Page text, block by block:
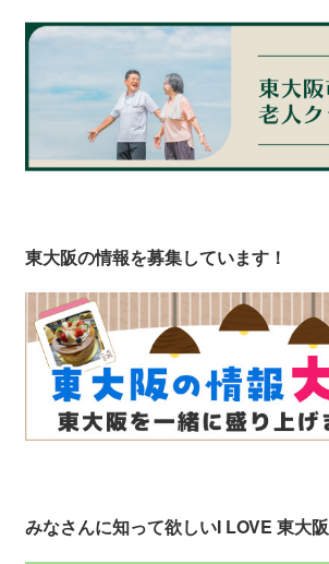
東大阪の情報を募集しています！
みなさんに知って欲しいI LOVE 東大阪